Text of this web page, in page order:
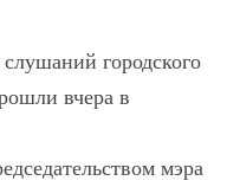
городского
вчера в
мэра